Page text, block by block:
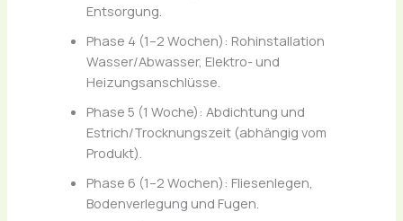
Entsorgung.
Phase 4 (1–2 Wochen): Rohinstallation
Wasser/Abwasser, Elektro- und
Heizungsanschlüsse.
Phase 5 (1 Woche): Abdichtung und
Estrich/Trocknungszeit (abhängig vom
Produkt).
Phase 6 (1–2 Wochen): Fliesenlegen,
Bodenverlegung und Fugen.